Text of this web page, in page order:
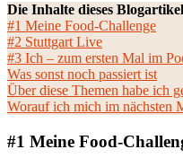
Die Inhalte dieses
#1 Meine Food-Challenge
#2 Stuttgart Live
#3 Ich – zum ersten Mal im
Was sonst noch passiert ist
Über diese Themen habe ich
Worauf ich mich im nächsten
#1 Meine Food-